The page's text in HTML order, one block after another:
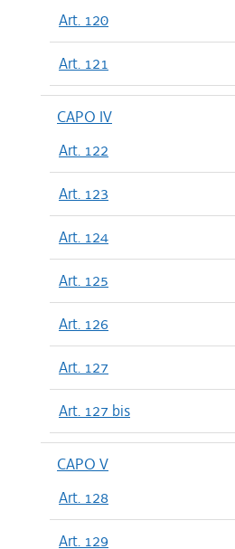
Art. 120
Art. 121
CAPO IV
Art. 122
Art. 123
Art. 124
Art. 125
Art. 126
Art. 127
Art. 127 bis
CAPO V
Art. 128
Art. 129